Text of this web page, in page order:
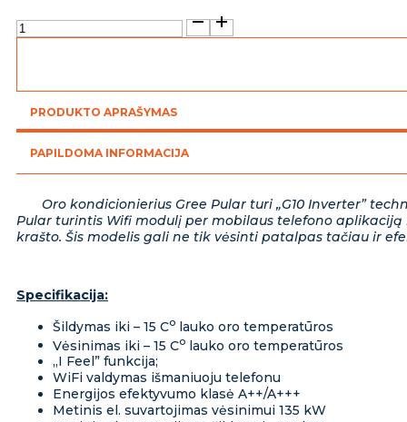
produkto
kiekis:
PRODUKTO APRAŠYMAS
PAPILDOMA INFORMACIJA
Oro kondicionierius Gree Pular turi „G10 Inverter”
Pular turintis Wifi modulį per mobilaus telefono
krašto. Šis modelis gali ne tik vėsinti patalpas tačiau ir
Specifikacija:
Šildymas iki – 15 Co lauko oro temperatūros
Vėsinimas iki – 15 Co lauko oro temperatūros
„I Feel” funkcija;
WiFi valdymas išmaniuoju telefonu
Energijos efektyvumo klasė A++/A+++
Metinis el. suvartojimas vėsinimui 135 kW